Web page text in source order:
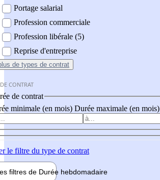
Portage salarial
Profession commerciale
Profession libérale (5)
Reprise d'entreprise
de types de contrat
CONTRAT
de contrat
minimale (en mois) Durée maximale (en mois)
le filtre du type de contrat
filtres de Durée hebdomadaire